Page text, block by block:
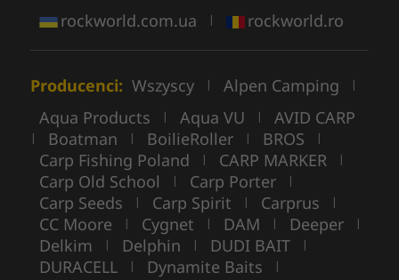
rockworld.com.ua | rockworld.ro
Producenci: Wszyscy | Alpen Camping |
Aqua Products | Aqua VU | AVID CARP
| Boatman | BoilieRoller | BROS |
Carp Fishing Poland | CARP MARKER |
Carp Old School | Carp Porter |
Carp Seeds | Carp Spirit | Carprus |
CC Moore | Cygnet | DAM | Deeper |
Delkim | Delphin | DUDI BAIT |
DURACELL | Dynamite Baits |